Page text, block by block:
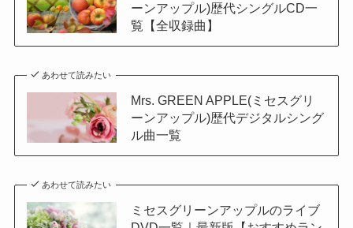
ーンアップル)歴代シングルCD一
覧【全収録曲】
あわせて読みたい
Mrs. GREEN APPLE(ミセスグリ
ーンアップル)歴代デジタルシング
ル曲一覧
あわせて読みたい
ミセスグリーンアップルのライブ